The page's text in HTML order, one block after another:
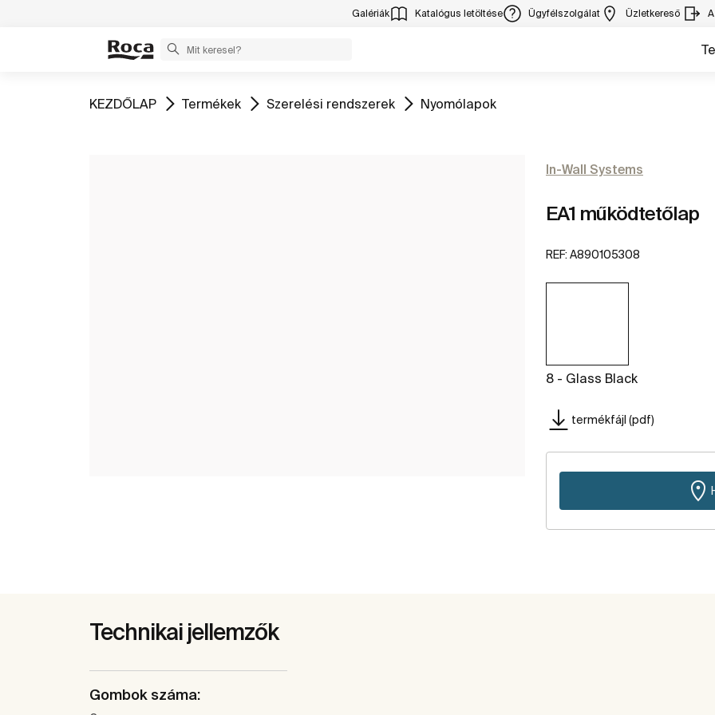
Galériák Katalógus letöltése Ügyfélszolgálat Üzletkereső
Ugrás
KEZDŐLAP Ugrás
Termékek Ugrás
Szerelési rendszerek Ugrás
Nyomólapok
In-Wall Systems
EA1 működtetőlap
REF: A890105308
8 - Glass Black
termékfájl (pdf)
Technikai jellemzők
Gombok száma: